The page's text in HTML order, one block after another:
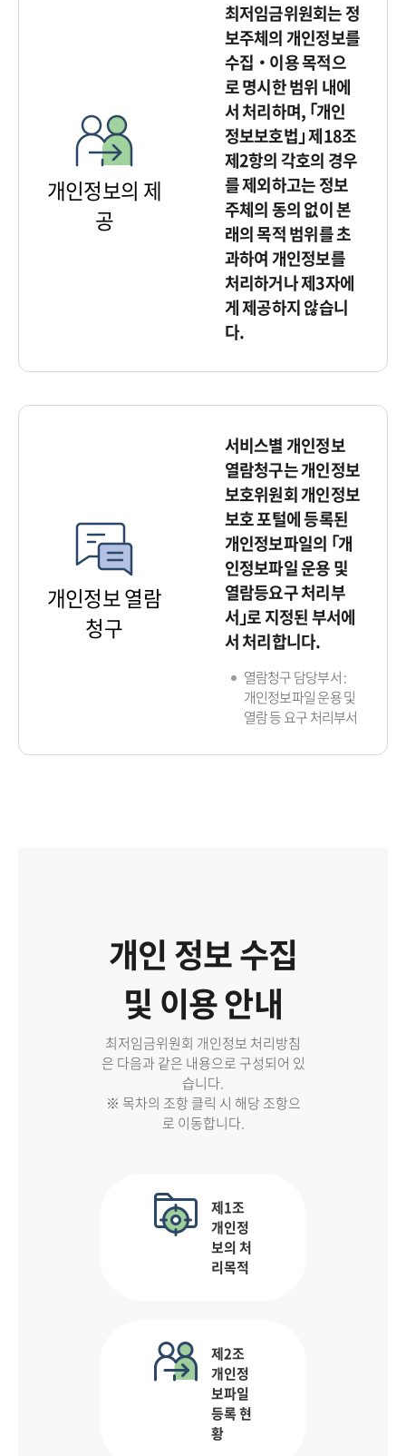
개인정보의 제
공
최저임금위원회는 정
보주체의 개인정보를
수집‧이용 목적으
로 명시한 범위 내에
서 처리하며, ｢개인
정보보호법｣ 제18조
제2항의 각호의 경우
를 제외하고는 정보
주체의 동의 없이 본
래의 목적 범위를 초
과하여 개인정보를
처리하거나 제3자에
게 제공하지 않습니
다.
개인정보 열람
청구
서비스별 개인정보
열람청구는 개인정보
보호위원회 개인정보
보호 포털에 등록된
개인정보파일의 ｢개
인정보파일 운용 및
열람등요구 처리부
서｣로 지정된 부서에
서 처리합니다.
열람청구 담당부서 :
개인정보파일 운용 및
열람 등 요구 처리부서
개인 정보 수집
및 이용 안내
최저임금위원회 개인정보 처리방침
은 다음과 같은 내용으로 구성되어 있
습니다.
※ 목차의 조항 클릭 시 해당 조항으
로 이동합니다.
제1조
개인정
보의 처
리목적
제2조
개인정
보파일
등록 현
황